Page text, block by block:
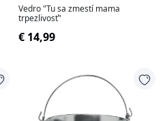
Vedro "Tu sa zmestí mama
trpezlivosť"
€ 14,99